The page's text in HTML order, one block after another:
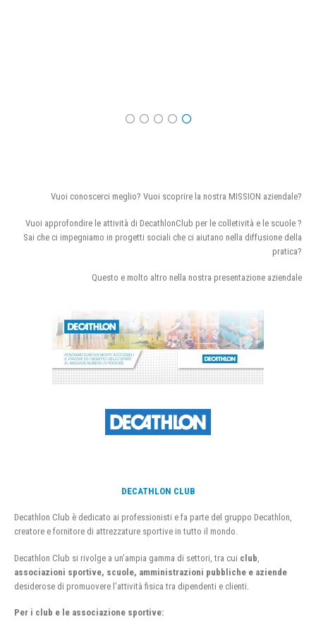
Vuoi conoscerci meglio? Vuoi scoprire la nostra MISSION aziendale?
Vuoi approfondire le attività di DecathlonClub per le colletività e le scuole ?
Sai che ci impegniamo in progetti sociali che ci aiutano nella diffusione della
pratica?
Questo e molto altro nella nostra presentazione aziendale
DECATHLON CLUB
Decathlon Club è dedicato ai professionisti e fa parte del gruppo Decathlon,
creatore e fornitore di attrezzature sportive in tutto il mondo.
Decathlon Club si rivolge a un’ampia gamma di settori, tra cui club
associazioni sportive, scuole, amministrazioni pubbliche e aziende
desiderose di promuovere l’attività fisica tra dipendenti e clienti.
Per i club e le associazione sportive: